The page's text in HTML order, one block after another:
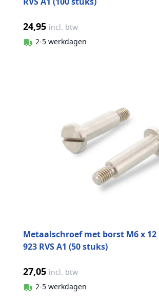
24,95 incl. btw
2-5 werkdagen
Metaalschroef met borst M6 x
923 RVS A1 (50 stuks)
27,05 incl. btw
2-5 werkdagen